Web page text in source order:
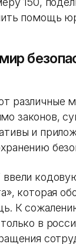
помощь
различные
законов,
и
которая
К
в